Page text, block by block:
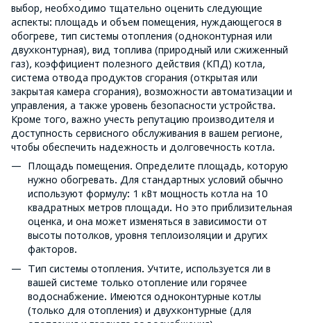
выбор, необходимо тщательно оценить следующие
аспекты: площадь и объем помещения, нуждающегося в
обогреве, тип системы отопления (одноконтурная или
двухконтурная), вид топлива (природный или сжиженный
газ), коэффициент полезного действия (КПД) котла,
система отвода продуктов сгорания (открытая или
закрытая камера сгорания), возможности автоматизации и
управления, а также уровень безопасности устройства.
Кроме того, важно учесть репутацию производителя и
доступность сервисного обслуживания в вашем регионе,
чтобы обеспечить надежность и долговечность котла.
Площадь помещения. Определите площадь, которую
нужно обогревать. Для стандартных условий обычно
используют формулу: 1 кВт мощность котла на 10
квадратных метров площади. Но это приблизительная
оценка, и она может изменяться в зависимости от
высоты потолков, уровня теплоизоляции и других
факторов.
Тип системы отопления. Учтите, используется ли в
вашей системе только отопление или горячее
водоснабжение. Имеются одноконтурные котлы
(только для отопления) и двухконтурные (для